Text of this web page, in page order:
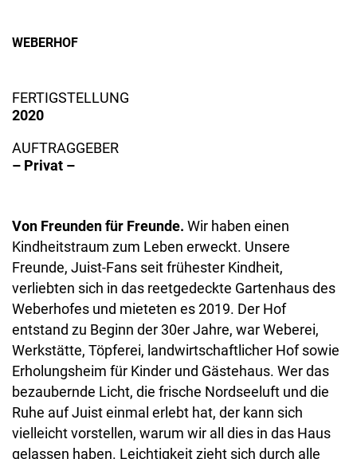
WEBERHOF
7. Dezember 2020
By Lars Holzmann
FERTIGSTELLUNG
2020
AUFTRAGGEBER
– Privat –
Von Freunden für Freunde. Wir haben einen
Kindheitstraum zum Leben erweckt. Unsere
Freunde, Juist-Fans seit frühester Kindheit,
verliebten sich in das reetgedeckte Gartenhaus des
Weberhofes und mieteten es 2019. Der Hof
entstand zu Beginn der 30er Jahre, war Weberei,
Werkstätte, Töpferei, landwirtschaftlicher Hof sowie
Erholungsheim für Kinder und Gästehaus. Wer das
bezaubernde Licht, die frische Nordseeluft und die
Ruhe auf Juist einmal erlebt hat, der kann sich
vielleicht vorstellen, warum wir all dies in das Haus
gelassen haben. Leichtigkeit zieht sich durch alle